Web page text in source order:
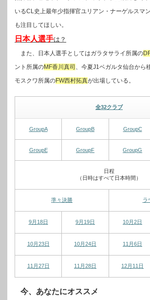
いるCL史上最年少指揮官ユリアン・ナーゲルスマ
も注目してほしい。
日本人選手は？
また、日本人選手としてはガラタサライ所属の
ント所属のMF香川真司 、今夏J1ベガルタ仙台から
モスクワ所属のFW西村拓真が出場している。
全32クラブ
GroupA GroupB GroupC
GroupE GroupF GroupG
日程
（日時はすべて日本時間）
準々決勝 ラ
9月18日 9月19日 10月2日
10月23日 10月24日 11月6日
11月27日 11月28日 12月11日
今、あなたにオススメ